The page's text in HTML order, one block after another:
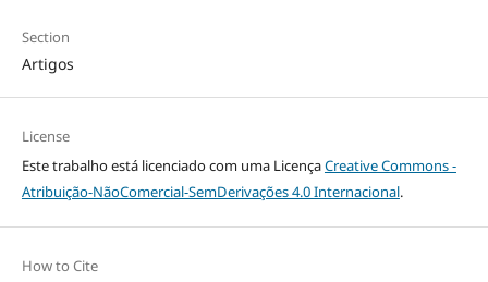
Section
Artigos
License
Este trabalho está licenciado com uma LicençaCreative Commons -
Atribuição-NãoComercial-SemDerivações 4.0 Internacional.
How to Cite